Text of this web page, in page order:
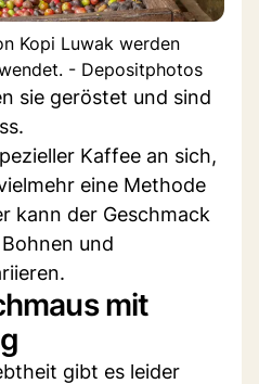
Kopi Luwak werden
- Depositphotos
sie geröstet und sind
Kaffee an sich,
eine Methode
kann der Geschmack
und
mit
gibt es leider